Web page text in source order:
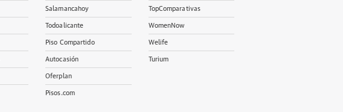
Salamancahoy
Todoalicante
Piso Compartido
Autocasión
Oferplan
Pisos.com
TopComparativas
WomenNow
Welife
Turium